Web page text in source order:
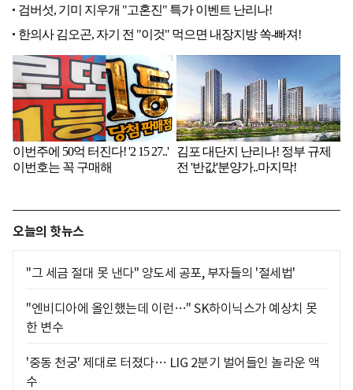
오늘의 핫뉴스
"그 세금 절대 못 낸다" 양도세 공포, 부자들의 '절세법'
"엔비디아에 올인했는데 이런…" SK하이닉스가 예상치 못
한 변수
'중동 천궁' 제대로 터졌다… LIG 2분기 벌어들인 놀라운 액
수